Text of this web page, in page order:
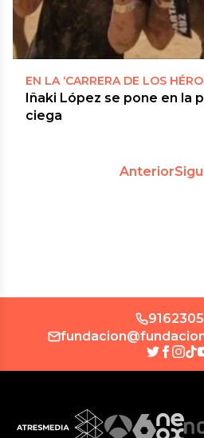
EN LA ‘CARRERA DE LOS
Iñaki López se pone en la
ciega
Anterior